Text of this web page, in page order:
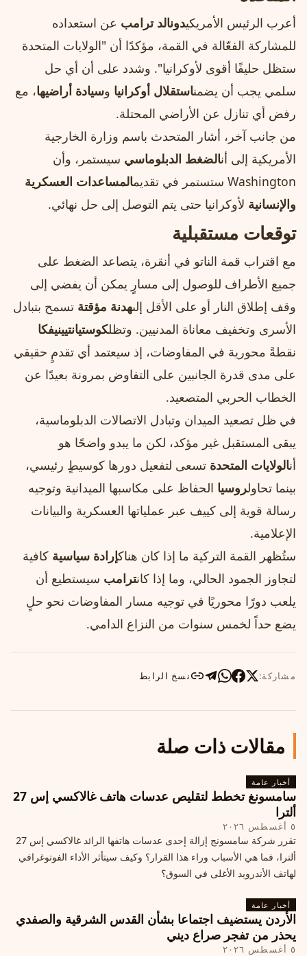
أعرب الرئيس الأمريكيدونالد ترامب عن استعداده
للمشاركة الفعّالة في القمة، مؤكدًا أن "الولايات المتحدة
ستظل حليفًا أقوى لأوكرانيا". وشدد على أن أي حل
سلمي يجب أن يضمناستقلال أوكرانيا وسيادة أراضيها، مع
رفض أي تنازل عن الأراضي المحتلة.
من جانب آخر، أشار المتحدث باسم وزارة الخارجية
الأمريكية إلى أنالضغط الدبلوماسي سيستمر، وأن
Washington ستستمر في تقديم
المساعدات العسكرية
والإنسانية لأوكرانيا حتى يتم التوصل إلى حل نهائي.
توقعات مستقبلية
مع اقتراب قمة الناتو في أنقرة، يتصاعد الضغط على
جميع الأطراف للوصول إلى مسارٍ يمكن أن يفضي إلى
وقف إطلاق النار أو على الأقل إلىهدنة مؤقتة تسمح بتبادل
الأسرى وتخفيف معاناة المدنيين. وتظلكوستيانتيينيفكا
نقطةً محورية في المفاوضات، إذ سيعتمد أي تقدمٍ حقيقي
على مدى قدرة الجانبين على التفاوض بمرونة بعيدًا عن
الخطاب الحربي المتصعيد.
في ظل تصعيد الميدان وتبادل الاتصالات الدبلوماسية،
يبقى المستقبل غير مؤكد، لكن ما يبدو واضحًا هو
أنالولايات المتحدة تسعى لتفعيل دورها كوسيطٍ رئيسي،
بينما تحاولروسيا الحفاظ على مكاسبها الميدانية وتوجيه
رسالة قوية إلى كييف عبر عملياتها العسكرية والبيانات
الإعلامية.
ستُظهر القمة التركية ما إذا كان هناكإرادة سياسية كافية
لتجاوز الجمود الحالي، وما إذا كانترامب سيستطيع أن
يلعب دورًا محوريًا في توجيه مسار المفاوضات نحو حلٍ
يضع حداً لخمس سنوات من النزاع الدامي.
مشاركة: نسخ الرابط
مقالات ذات صلة
أخبار عامة
سامسونغ تخطط لتقليص عدسات هاتف غالاكسي إس 27
ألترا
٥ أغسطس ٢٠٢٦
تقرر شركة سامسونج إزالة إحدى عدسات هاتفها الرائد غالاكسي إس 27
ألترا، فما هي الأسباب وراء هذا القرار؟ وكيف سيتأثر الأداء الفوتوغرافي
لهاتف الأندرويد الأغلى في السوق؟
أخبار عامة
الأردن يستضيف اجتماعا بشأن القدس الشرقية والصفدي
يحذر من تفجر صراع ديني
٥ أغسطس ٢٠٢٦